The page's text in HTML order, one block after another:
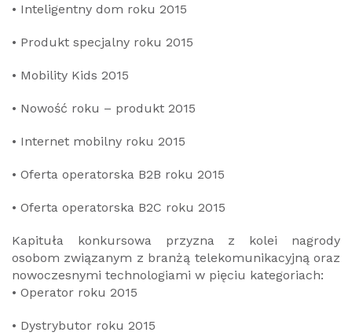
• Inteligentny dom roku 2015
• Produkt specjalny roku 2015
• Mobility Kids 2015
• Nowość roku – produkt 2015
• Internet mobilny roku 2015
• Oferta operatorska B2B roku 2015
• Oferta operatorska B2C roku 2015
Kapituła konkursowa przyzna z kolei nagrody
osobom związanym z branżą telekomunikacyjną oraz
nowoczesnymi technologiami w pięciu kategoriach:
• Operator roku 2015
• Dystrybutor roku 2015